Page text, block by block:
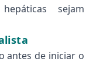
sejam
antes de iniciar o